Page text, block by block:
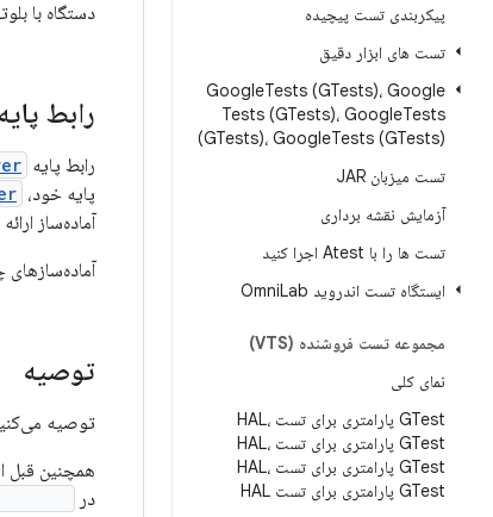
پیکربندی تست پیچیده
تست های ابزار دقیق
GoogleTests (GTests)، Google
Tests (GTests)، GoogleTests
(GTests)، GoogleTests (GTests)
تست میزبان JAR
آزمایش نقشه برداری
تست ها را با Atest اجرا کنید
ایستگاه تست اندروید Omni Lab
مجموعه تست فروشنده (VTS)
نمای کلی
GTest پارامتری برای تست HAL،
GTest پارامتری برای تست HAL،
GTest پارامتری برای تست HAL،
GTest پارامتری برای تست HAL
دستگاه با
رابط پایه
رابط پایه
پایه خود،
آماده‌ساز
توصیه
توصیه
همچنین قبل
در